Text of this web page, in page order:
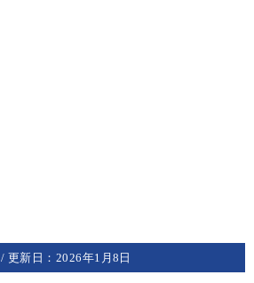
/ 更新日： 2026年1月8日